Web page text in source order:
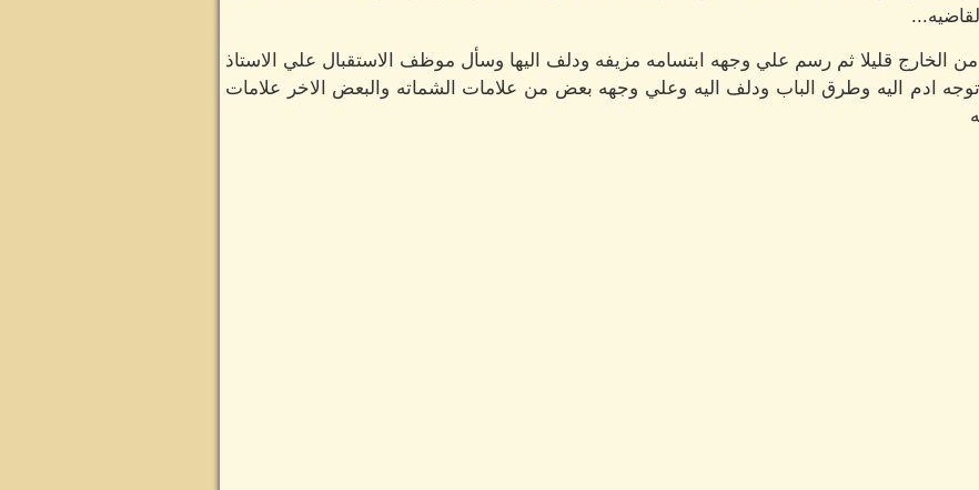
الخارج قليلا ثم رسم علي وجهه ابتسامه مزيفه ودلف اليها وسأل موظف الاستقبال علي الاستاذ
ادم اليه وطرق الباب ودلف اليه وعلي وجهه بعض من علامات الشماته والبعض الاخر علامات